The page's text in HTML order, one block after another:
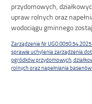
przydomowych,
upraw rolnych oraz
wodociągu gminnego
Zarządzenie Nr
sprawie uchylenia zarządzenia
ogródków przydomowych,
rolnych oraz napełniania